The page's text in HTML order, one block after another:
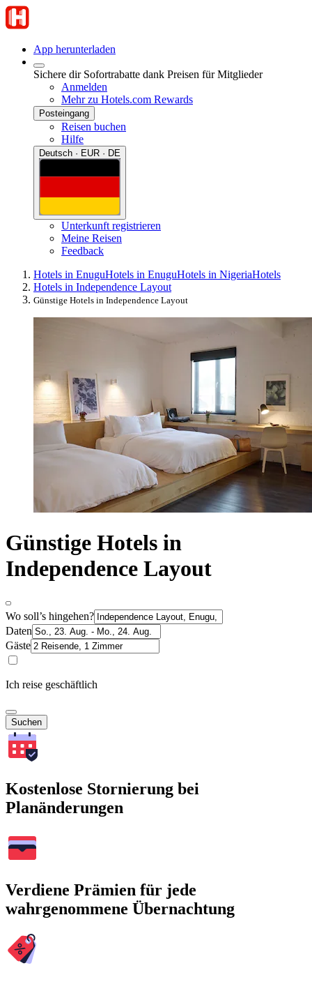
App herunterladen
Sichere dir Sofortrabatte dank Preisen für Mitglieder
Anmelden
Mehr zu Hotels.com Rewards
Posteingang
Reisen buchen
Hilfe
Deutsch · EUR · DE
Unterkunft registrieren
Meine Reisen
Feedback
Hotels in EnuguHotels in EnuguHotels in NigeriaHotels
Hotels in Independence Layout
Günstige Hotels in Independence Layout
Günstige Hotels in
Independence Layout
Wo soll’s hingehen?
Daten
Gäste
Ich reise geschäftlich
Suchen
Kostenlose Stornierung bei
Planänderungen
Verdiene Prämien für jede
wahrgenommene Übernachtung